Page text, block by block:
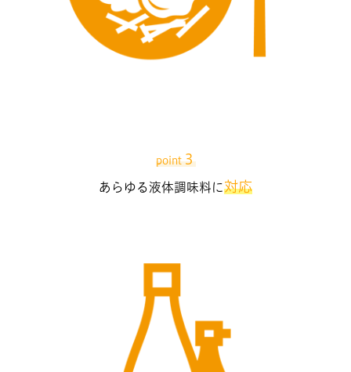
point３
あらゆる液体調味料に対応